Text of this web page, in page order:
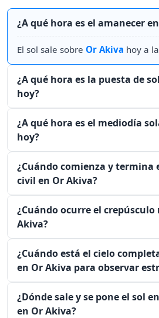
¿A qué hora es el amanecer
El sol sale sobre Or Akiva hoy a
¿A qué hora es la puesta de
hoy?
¿A qué hora es el mediodía
hoy?
¿Cuándo comienza y termina
civil en Or Akiva?
¿Cuándo ocurre el
Akiva?
¿Cuándo está el cielo
en Or Akiva para observar
¿Dónde sale y se pone el sol
en Or Akiva?